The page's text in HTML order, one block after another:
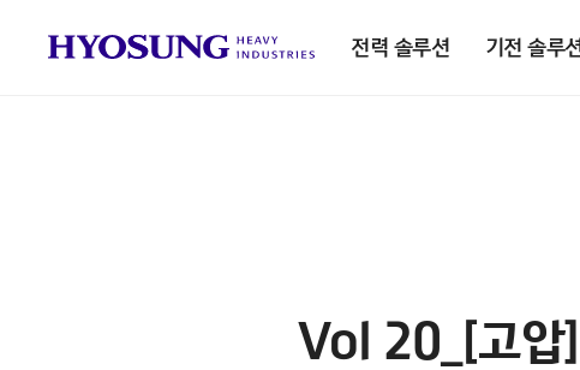
전력 솔루션 기전 솔루
Vol 20_[고압